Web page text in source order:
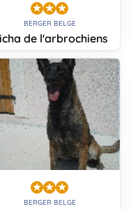
BERGER BELGE
de l'arbrochiens
BERGER BELGE